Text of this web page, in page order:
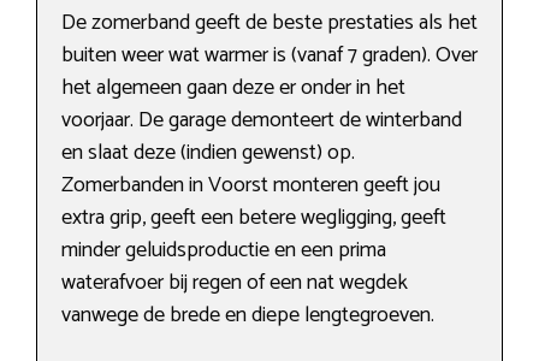
De zomerband geeft de beste prestaties als het
buiten weer wat warmer is (vanaf 7 graden). Over
het algemeen gaan deze er onder in het
voorjaar. De garage demonteert de winterband
en slaat deze (indien gewenst) op.
Zomerbanden in Voorst monteren geeft jou
extra grip, geeft een betere wegligging, geeft
minder geluidsproductie en een prima
waterafvoer bij regen of een nat wegdek
vanwege de brede en diepe lengtegroeven.